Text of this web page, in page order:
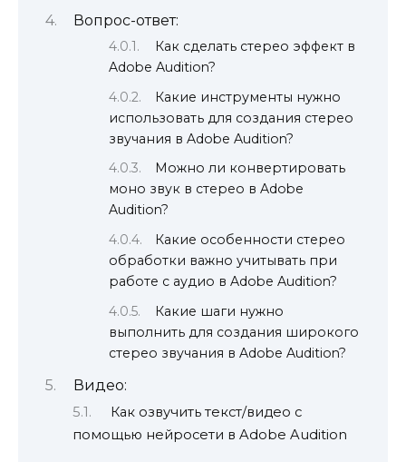
Вопрос-ответ:
Как сделать стерео эффект в
Adobe Audition?
Какие инструменты нужно
использовать для создания стерео
звучания в Adobe Audition?
Можно ли конвертировать
моно звук в стерео в Adobe
Audition?
Какие особенности стерео
обработки важно учитывать при
работе с аудио в Adobe Audition?
Какие шаги нужно
выполнить для создания широкого
стерео звучания в Adobe Audition?
Видео:
Как озвучить текст/видео с
помощью нейросети в Adobe Audition